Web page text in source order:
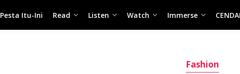
Pesta Itu-Ini Read Listen Watch Immerse
Fashion